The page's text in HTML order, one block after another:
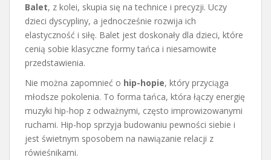
Balet, z kolei, skupia się na technice i precyzji. Uczy
dzieci dyscypliny, a jednocześnie rozwija ich
elastyczność i siłę. Balet jest doskonały dla dzieci, które
cenią sobie klasyczne formy tańca i niesamowite
przedstawienia.
Nie można zapomnieć o hip-hopie, który przyciąga
młodsze pokolenia. To forma tańca, która łączy energię
muzyki hip-hop z odważnymi, często improwizowanymi
ruchami. Hip-hop sprzyja budowaniu pewności siebie i
jest świetnym sposobem na nawiązanie relacji z
rówieśnikami.